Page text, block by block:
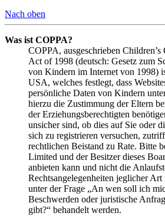
Nach oben
Was ist COPPA?
COPPA, ausgeschrieben
Act of 1998 (deutsch: Gesetz zum
von Kindern im Internet von 1998)
USA, welches festlegt, dass
persönliche Daten von Kindern
hierzu die Zustimmung der Eltern
der Erziehungsberechtigten
unsicher sind, ob dies auf Sie oder
sich zu registrieren versuchen,
rechtlichen Beistand zu Rate. Bitte
Limited und der Besitzer dieses
anbieten kann und nicht die
Rechtsangelegenheiten jeglicher
unter der Frage „An wen soll ich
Beschwerden oder juristische
gibt?“ behandelt werden.